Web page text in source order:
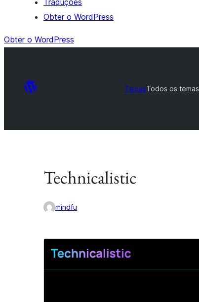
Traduções
Obter o WordPress
Obter o WordPress
TemasTodos os temas
Technicalistic
mindfu